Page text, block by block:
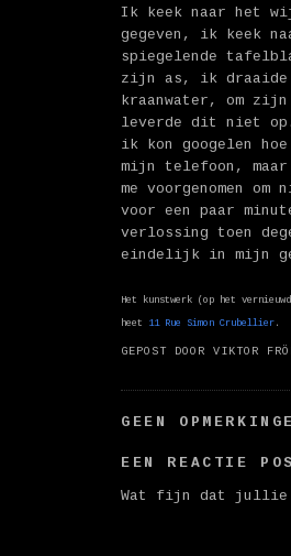
Ik keek naar het
gegeven, ik keek
spiegelende
zijn as, ik draaide
kraanwater, om
leverde dit niet op.
ik kon googelen
mijn telefoon, maar
me voorgenomen
voor een paar
verlossing toen
eindelijk in mijn
Het kunstwerk (op het
heet 11 Rue Simon Crubellier .
GEPOST DOORVIKTOR
GEEN
EEN REACTIE
Wat fijn dat